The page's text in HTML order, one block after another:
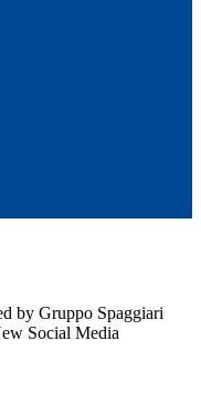
by Gruppo Spaggiari
Social Media